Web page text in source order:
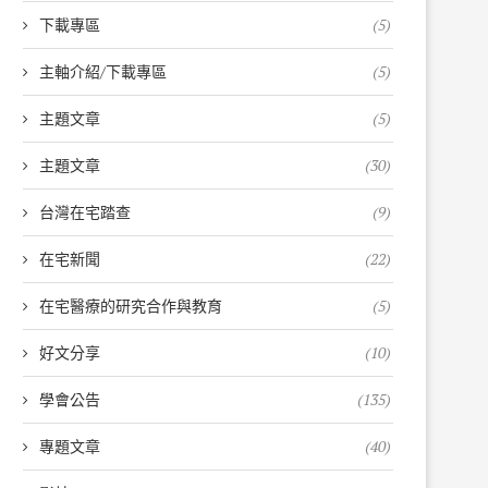
下載專區 (5)
主軸介紹/下載專區 (5)
主題文章 (5)
主題文章 (30)
台灣在宅踏查 (9)
在宅新聞 (22)
在宅醫療的研究合作與教育 (5)
好文分享 (10)
學會公告 (135)
專題文章 (40)